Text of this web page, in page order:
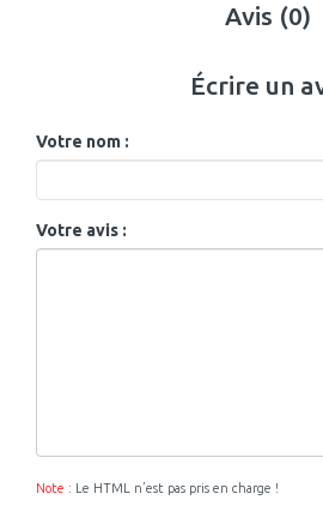
Avis (0)
Écrire un
Votre nom :
Votre avis :
Note : Le HTML n’est pas pris en charge !